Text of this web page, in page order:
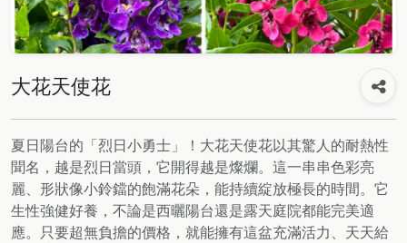
大花天使花
夏日陽台的「烈日小勇士」！大花天使花以其驚人的耐熱性
聞名，越是烈日當頭，它開得越是燦爛。這一串串色彩亮
麗、形狀像小鈴鐺的飽滿花朵，能持續綻放極長的時間。它
生性強健好養，不論是西曬陽台還是露天庭院都能完美適
應。只要超無負擔的價格，就能擁有這盆充滿活力、天天給